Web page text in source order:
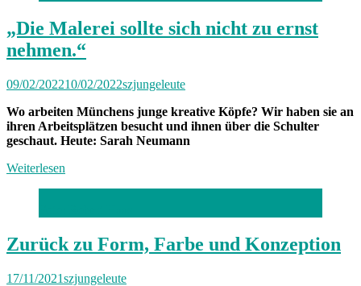
„Die Malerei sollte sich nicht zu ernst
nehmen.“
09/02/202210/02/2022szjungeleute
Wo arbeiten Münchens junge kreative Köpfe? Wir haben sie an
ihren Arbeitsplätzen besucht und ihnen über die Schulter
geschaut. Heute: Sarah Neumann
Weiterlesen
Zurück zu Form, Farbe und Konzeption
17/11/2021szjungeleute